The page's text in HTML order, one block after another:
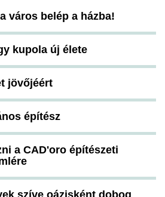
város belép a házba!
kupola új élete
jövőjéért
építész
a CAD'oro építészeti